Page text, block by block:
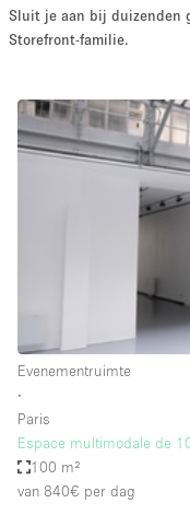
Conferentie
Advertentieruimte
Atelier /
Boetiek / Winkel
Sluit je aan bij duizenden
Storefront-familie.
Evenementruimte
∙
Paris
Espace multimodale de
100 m²
van 840€ per dag